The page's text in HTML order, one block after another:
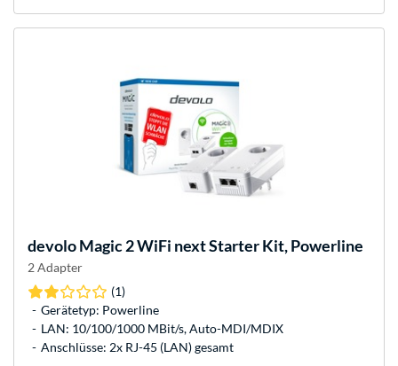
devoloMagic 2 WiFi next Starter Kit, Powerline
2 Adapter
(1)
Gerätetyp: Powerline
LAN: 10/100/1000 MBit/s, Auto-MDI/MDIX
Anschlüsse: 2x RJ-45 (LAN) gesamt